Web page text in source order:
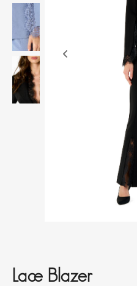
Lace Blazer